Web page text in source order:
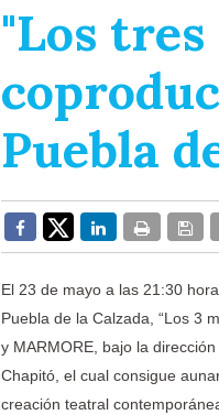
"Los tres
Puebla
El 23 de mayo a las 21:30
Puebla de la Calzada, “Los 3
y MARMORE, bajo la
Chapitó, el cual consigue
creación teatral